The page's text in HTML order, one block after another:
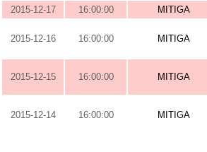
2015-12-17
16:00:00 MITIGA
2015-12-16 16:00:00 MITIGA
2015-12-15 16:00:00 MITIGA
2015-12-14 16:00:00 MITIGA